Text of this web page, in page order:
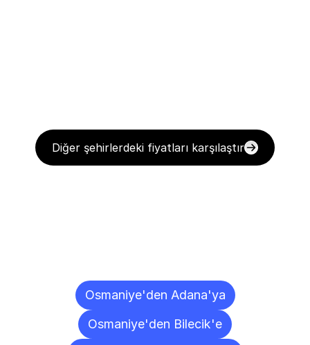
Diğer şehirlerdeki fiyatları karşılaştır
Osmaniye'den Adana'ya
Osmaniye'den Bilecik'e